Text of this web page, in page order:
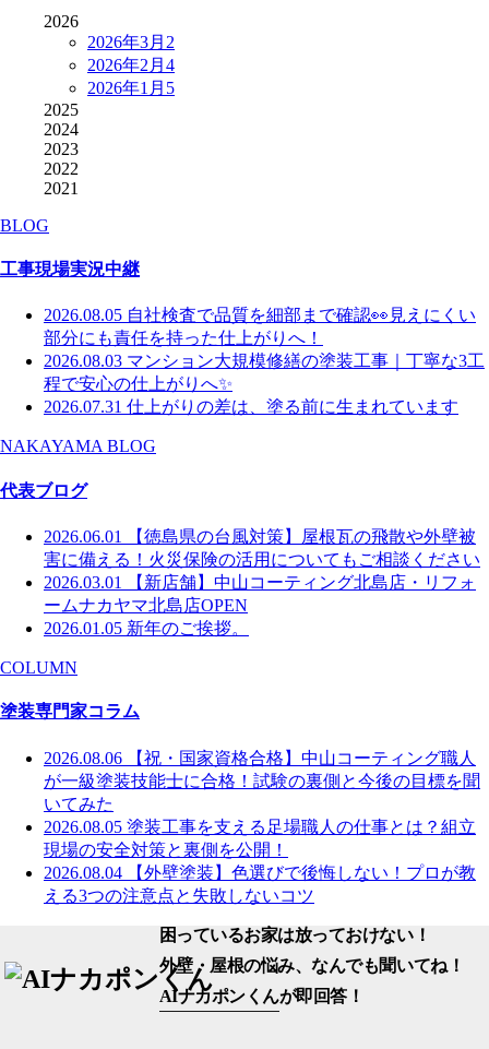
2026
2026年3月 2
2026年2月 4
2026年1月 5
2025
2024
2023
2022
2021
BLOG
工事現場実況中継
2026.08.05 自社検査で品質を細部まで確認👀見えにくい
部分にも責任を持った仕上がりへ！
2026.08.03 マンション大規模修繕の塗装工事｜丁寧な3工
程で安心の仕上がりへ✨
2026.07.31 仕上がりの差は、塗る前に生まれています
NAKAYAMA BLOG
代表ブログ
2026.06.01
【徳島県の台風対策】屋根瓦の飛散や外壁被
害に備える！火災保険の活用についてもご相談ください
2026.03.01
【新店舗】中山コーティング北島店・リフォ
ームナカヤマ北島店OPEN
2026.01.05 新年のご挨拶。
COLUMN
塗装専門家コラム
2026.08.06
【祝・国家資格合格】中山コーティング職人
が一級塗装技能士に合格！試験の裏側と今後の目標を聞
いてみた
2026.08.05 塗装工事を支える足場職人の仕事とは？組立
現場の安全対策と裏側を公開！
2026.08.04
【外壁塗装】色選びで後悔しない！プロが教
える3つの注意点と失敗しないコツ
困っているお家は放っておけない！
外壁・屋根の悩み、なんでも聞いてね！
AIナカポンくんが即回答！